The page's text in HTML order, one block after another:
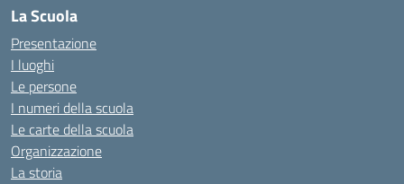
La Scuola
Presentazione
I luoghi
Le persone
I numeri della scuola
Le carte della scuola
Organizzazione
La storia